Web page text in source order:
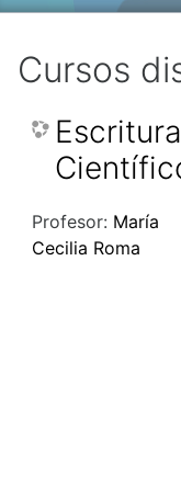
Cursos
Profesor: María
Cecilia Roma